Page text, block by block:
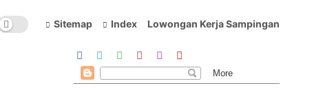
Sitemap Index Lowongan Kerja Sampingan